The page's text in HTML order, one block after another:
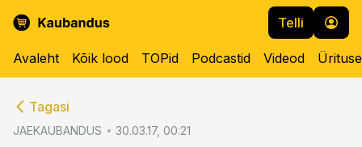
Telli
Avaleht Kõik lood TOPid Podcastid Videod
Tagasi
JAEKAUBANDUS 30.03.17, 00:21